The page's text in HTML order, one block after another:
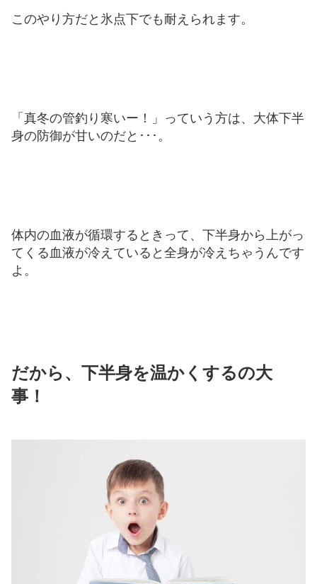
このやり方だと氷点下でも耐えられます。
「真冬の管釣り寒いー！」っていう方は、大体下半
身の防御が甘いのだと･･･。
体内の血液が循環するときって、下半身から上がっ
てくる血液が冷えていると全身が冷えちゃうんです
よ。
だから、下半身を温かくするの大
事！